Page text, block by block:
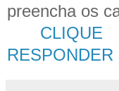
preencha os
RESPONDER